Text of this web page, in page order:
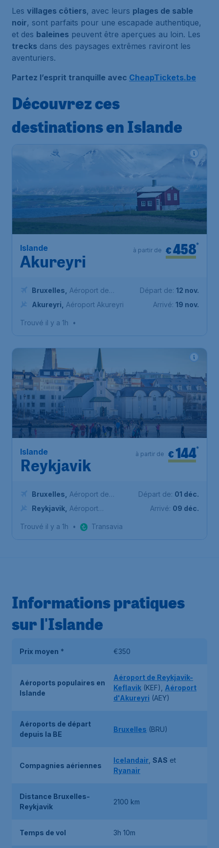
Les villages côtiers, avec leurs plages de sable
noir, sont parfaits pour une escapade authentique,
et des baleines peuvent être aperçues au loin. Les
trecks dans des paysages extrêmes raviront les
aventuriers.
Partez l’esprit tranquille avec CheapTickets.be
Découvrez ces
destinations en Islande
Islande
Akureyri
€458*
à partir de
Bruxelles
Aéroport de
Bruxelles-National
Akureyri Aéroport Akureyri
Départ de: 12 nov.
Arrivé: 19 nov.
Trouvé il y a 1h •
Islande
Reykjavik
€144*
à partir de
Bruxelles
Aéroport de
Bruxelles-National
Reykjavik Aéroport
Départ de: 01 déc.
Arrivé: 09 déc.
Trouvé il y a 1h • Transavia
Informations pratiques
sur l'Islande
Prix moyen * €350
Aéroports populaires en
Islande
Aéroport de Reykjavik-
Keflavik (KEF), Aéroport
d'Akureyri (AEY)
Aéroports de départ
depuis la BE
Bruxelles (BRU)
Compagnies aériennes
Icelandair SAS et
Ryanair
Distance Bruxelles-
Reykjavik
2100 km
Temps de vol 3h 10m